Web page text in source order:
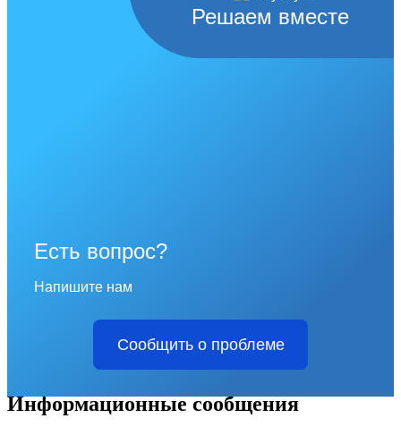
Решаем вместе
Есть вопрос?
Напишите нам
Сообщить о проблеме
Информационные сообщения